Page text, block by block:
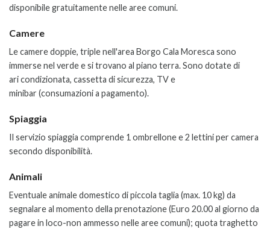
disponibile gratuitamente nelle aree comuni.
Camere
Le camere doppie, triple nell'area Borgo Cala Moresca sono
immerse nel verde e si trovano al piano terra. Sono dotate di
aricondizionata, cassetta di sicurezza, TV e
minibar(consumazioni a pagamento).
Spiaggia
Il servizio spiaggia comprende 1 ombrellone e 2 lettini per camera
secondo disponibilità.
Animali
Eventuale animale domestico di piccola taglia (max. 10 kg) da
segnalare al momento della prenotazione (Euro 20.00 al giorno da
pagare in loco-non ammesso nelle aree comuni); quota traghetto